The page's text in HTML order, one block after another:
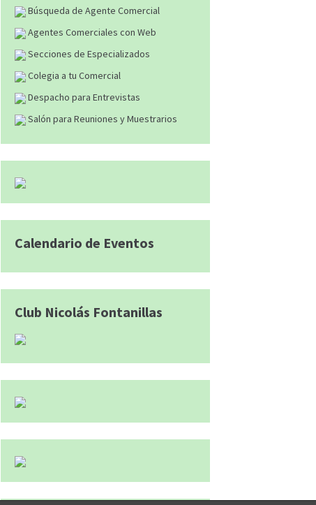
Búsqueda de Agente Comercial
Agentes Comerciales con Web
Secciones de Especializados
Colegia a tu Comercial
Despacho para Entrevistas
Salón para Reuniones y Muestrarios
Calendario de Eventos
Club Nicolás Fontanillas